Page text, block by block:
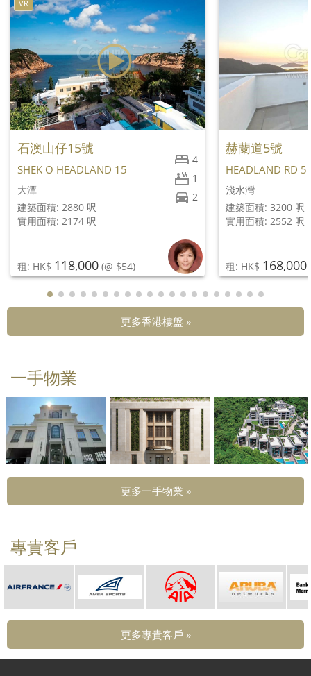
VR
4
1
2
石澳山仔15號
SHEK O HEADLAND 15
大潭
建築面積: 2880 呎
實用面積: 2174 呎
租: HK$ 118,000 (@ $54)
赫蘭道5號
HEADLAND RD 5
淺水灣
建築面積: 3200 呎
實用面積: 2552 呎
租: HK$ 168,000
更多香港樓盤 »
一手物業
更多一手物業 »
專貴客戶
更多專貴客戶 »